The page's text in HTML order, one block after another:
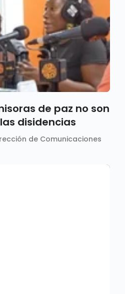
de paz no son
disidencias
de Comunicaciones